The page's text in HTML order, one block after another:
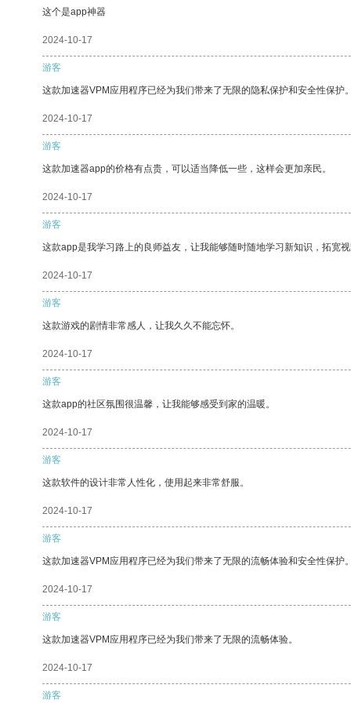
这个是app神器
2024-10-17
游客
这款加速器VPM应用程序已经为我们带来了无限的隐私保护和安全性保护
2024-10-17
游客
这款加速器app的价格有点贵，可以适当降低一些，这样会更加亲民。
2024-10-17
游客
这款app是我学习路上的良师益友，让我能够随时随地学习新知识，拓宽
2024-10-17
游客
这款游戏的剧情非常感人，让我久久不能忘怀。
2024-10-17
游客
这款app的社区氛围很温馨，让我能够感受到家的温暖。
2024-10-17
游客
这款软件的设计非常人性化，使用起来非常舒服。
2024-10-17
游客
这款加速器VPM应用程序已经为我们带来了无限的流畅体验和安全性保护
2024-10-17
游客
这款加速器VPM应用程序已经为我们带来了无限的流畅体验。
2024-10-17
游客